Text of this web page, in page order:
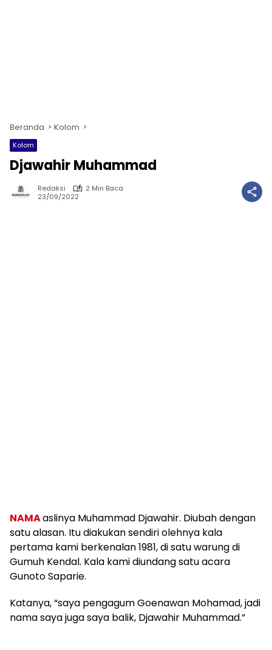
Beranda Kolom
Kolom
Djawahir Muhammad
Redaksi
2 Min Baca
23/09/2022
NAMAaslinya Muhammad Djawahir. Diubah dengan
satu alasan. Itu diakukan sendiri olehnya kala
pertama kami berkenalan 1981, di satu warung di
Gumuh Kendal. Kala kami diundang satu acara
Gunoto Saparie.
Katanya, “saya pengagum Goenawan Mohamad, jadi
nama saya juga saya balik, Djawahir Muhammad.”